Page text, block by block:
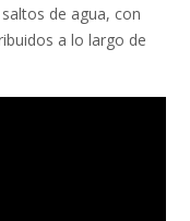
de agua, con
a lo largo de